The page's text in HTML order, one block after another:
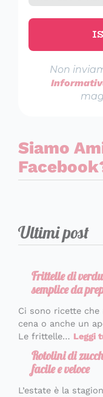
Non
Siamo
Ultimi post
Frittelle di
semplice da
Ci sono ricette
cena o anche un
Le frittelle… Leggi
Rotolini di
facile e veloce
L’estate è la